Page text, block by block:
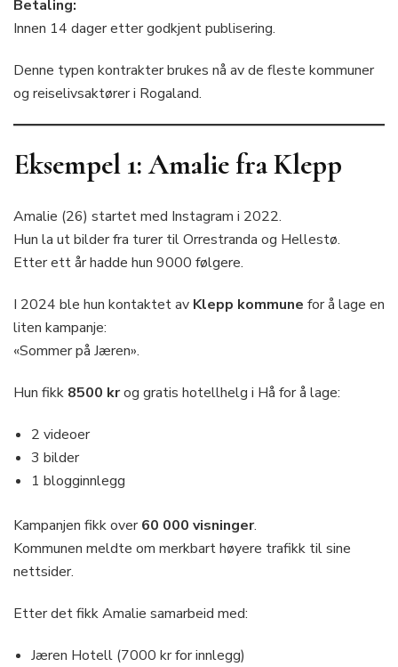
Betaling:
Innen 14 dager etter godkjent publisering.
Denne typen kontrakter brukes nå av de fleste kommuner
og reiselivsaktører i Rogaland.
Eksempel 1: Amalie fra Klepp
Amalie (26) startet med Instagram i 2022.
Hun la ut bilder fra turer til Orrestranda og Hellestø.
Etter ett år hadde hun 9000 følgere.
I 2024 ble hun kontaktet av Klepp kommune for å lage en
liten kampanje:
«Sommer på Jæren».
Hun fikk 8500 krog gratis hotellhelg i Hå for å lage:
2 videoer
3 bilder
1 blogginnlegg
Kampanjen fikk over60 000 visninger.
Kommunen meldte om merkbart høyere trafikk til sine
nettsider.
Etter det fikk Amalie samarbeid med:
Jæren Hotell (7000 kr for innlegg)